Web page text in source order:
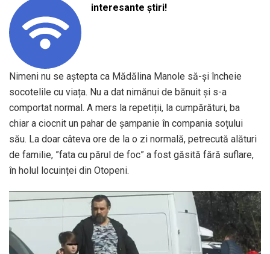
interesante știri!
Nimeni nu se aștepta ca Mădălina Manole să-și încheie
socotelile cu viața. Nu a dat nimănui de bănuit și s-a
comportat normal. A mers la repetiții, la cumpărături, ba
chiar a ciocnit un pahar de șampanie în compania soțului
său. La doar câteva ore de la o zi normală, petrecută alături
de familie, ”fata cu părul de foc” a fost găsită fără suflare,
în holul locuinței din Otopeni.